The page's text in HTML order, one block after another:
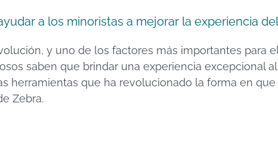
a los minoristas a mejorar la experiencia
y uno de los factores más importantes para
saben que brindar una experiencia excepcional
herramientas que ha revolucionado la forma en
Zebra.